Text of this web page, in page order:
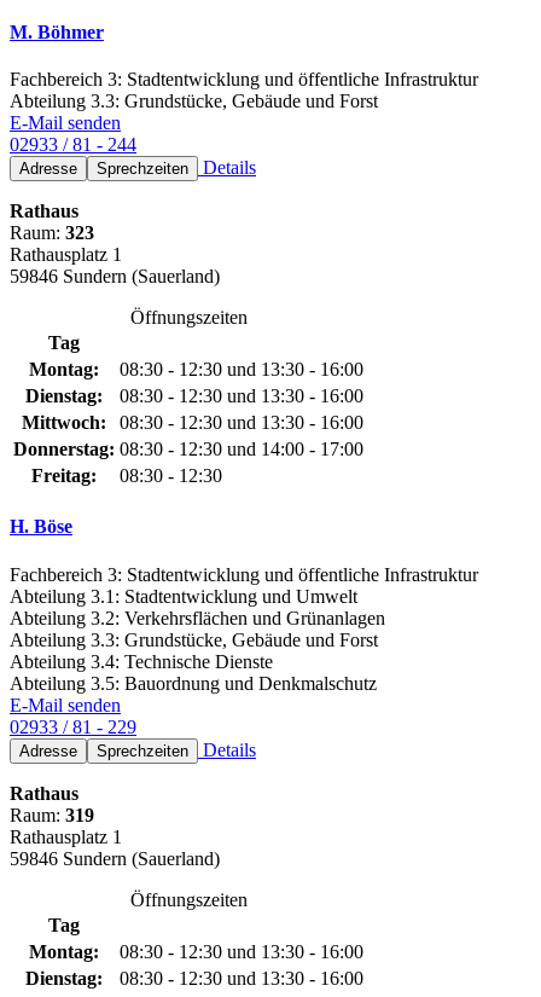
M. Böhmer
Fachbereich 3: Stadtentwicklung und öffentliche Infrastruktur
Abteilung 3.3: Grundstücke, Gebäude und Forst
E-Mail senden
02933 / 81 - 244
Adresse Sprechzeiten Details
Rathaus
Raum: 323
Rathausplatz 1
59846 Sundern (Sauerland)
Öffnungszeiten
Tag
Montag:
08:30 - 12:30 und 13:30 - 16:00
Dienstag:
08:30 - 12:30 und 13:30 - 16:00
Mittwoch:
08:30 - 12:30 und 13:30 - 16:00
Donnerstag: 08:30 - 12:30 und 14:00 - 17:00
Freitag:
08:30 - 12:30
H. Böse
Fachbereich 3: Stadtentwicklung und öffentliche Infrastruktur
Abteilung 3.1: Stadtentwicklung und Umwelt
Abteilung 3.2: Verkehrsflächen und Grünanlagen
Abteilung 3.3: Grundstücke, Gebäude und Forst
Abteilung 3.4: Technische Dienste
Abteilung 3.5: Bauordnung und Denkmalschutz
E-Mail senden
02933 / 81 - 229
Adresse Sprechzeiten Details
Rathaus
Raum: 319
Rathausplatz 1
59846 Sundern (Sauerland)
Öffnungszeiten
Tag
Montag:
08:30 - 12:30 und 13:30 - 16:00
Dienstag:
08:30 - 12:30 und 13:30 - 16:00